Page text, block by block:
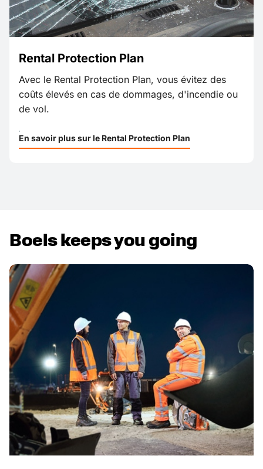
Rental Protection Plan
Avec le Rental Protection Plan, vous évitez des
coûts élevés en cas de dommages, d'incendie ou
de vol.
En savoir plus sur le Rental Protection Plan
Boels keeps you going